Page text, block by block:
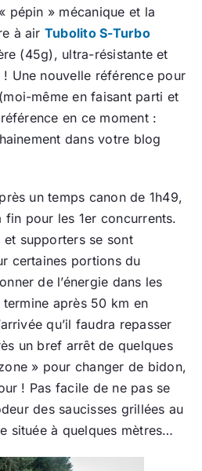
pépin » mécanique et la
à air Tubolito S-Turbo
(45g), ultra-résistante et
Une nouvelle référence pour
même en faisant parti et
en ce moment :
dans votre blog
un temps canon de 1h49,
fin pour les 1er concurrents.
et supporters se sont
certaines portions du
de l’énergie dans les
après 50 km en
qu’il faudra repasser
un bref arrêt de quelques
» pour changer de bidon,
! Pas facile de ne pas se
des saucisses grillées au
située à quelques mètres…